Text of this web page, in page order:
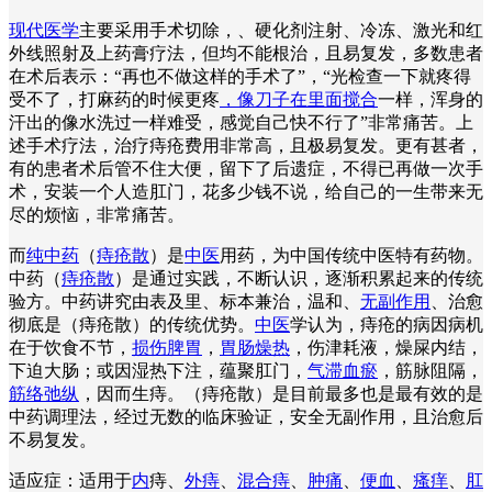
现代医学主要采用手术切除，、硬化剂注射、冷冻、激光和红
外线照射及上药膏疗法，但均不能根治，且易复发，多数患者
在术后表示：“再也不做这样的手术了”，“光检查一下就疼得
受不了，打麻药的时候更疼 ，像刀子在里面搅合一样，浑身的
汗出的像水洗过一样难受，感觉自己快不行了”非常痛苦。上
述手术疗法，治疗痔疮费用非常高，且极易复发。更有甚者，
有的患者术后管不住大便，留下了后遗症，不得已再做一次手
术，安装一个人造肛门，花多少钱不说，给自己的一生带来无
尽的烦恼，非常痛苦。
而纯中药 （痔疮散）是中医用药，为中国传统中医特有药物。
中药（痔疮散）是通过实践，不断认识，逐渐积累起来的传统
验方。中药讲究由表及里、标本兼治，温和、 无副作用
、治愈
彻底是（痔疮散）的传统优势。 中医学认为，痔疮的病因病机
在于饮食不节， 损伤脾胃 ， 胃肠燥热 ，伤津耗液，燥屎内结，
下迫大肠；或因湿热下注，蕴聚肛门， 气滞血瘀 ，筋脉阻隔，
筋络弛纵 ，因而生痔。（痔疮散）是目前最多也是最有效的是
中药调理法，经过无数的临床验证，安全无副作用，且治愈后
不易复发。
适应症：适用于内痔、 外痔 混合痔 肿痛 便血 瘙痒
肛